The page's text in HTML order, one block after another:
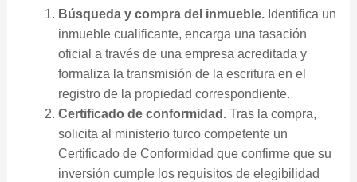
Búsqueda y compra del inmueble.Identifica un
inmueble cualificante, encarga una tasación
oficial a través de una empresa acreditada y
formaliza la transmisión de la escritura en el
registro de la propiedad correspondiente.
Certificado de conformidad.Tras la compra,
solicita al ministerio turco competente un
Certificado de Conformidad que confirme que su
inversión cumple los requisitos de elegibilidad